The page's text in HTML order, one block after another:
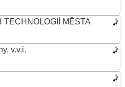
TECHNOLOGIÍ MĚSTA
v.v.i.